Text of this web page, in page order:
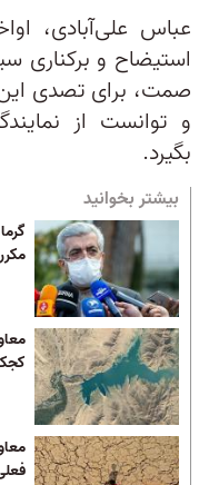
عباس علی‌آبادی،
استیضاح و برکناری
صمت، برای تصدی
و توانست از
بگیرد.
بیشتر بخوانید